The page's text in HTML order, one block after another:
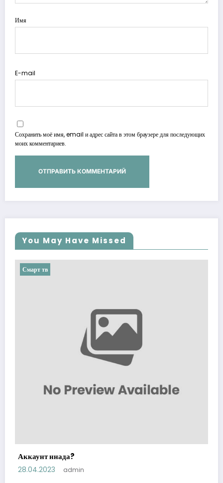
Имя
E-mail
Сохранить моё имя, email и адрес сайта в этом браузере для последующих
моих комментариев.
You May Have Missed
Смарт тв
Аккаунт ннада?
28.04.2023 admin